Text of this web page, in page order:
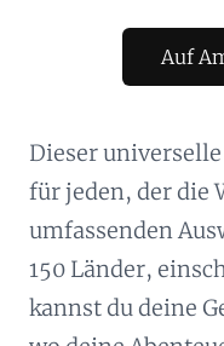
Auf
Dieser
für jeden, der die
umfassenden
150 Länder,
kannst du deine